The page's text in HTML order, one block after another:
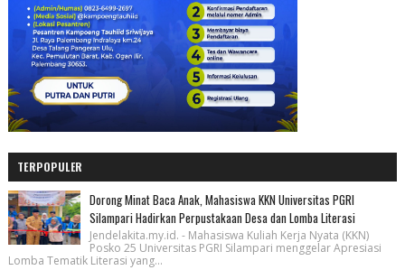
TERPOPULER
Dorong Minat Baca Anak, Mahasiswa KKN Universitas PGRI
Silampari Hadirkan Perpustakaan Desa dan Lomba Literasi
Jendelakita.my.id. - Mahasiswa Kuliah Kerja Nyata (KKN)
Posko 25 Universitas PGRI Silampari menggelar Apresiasi
Lomba Tematik Literasi yang...